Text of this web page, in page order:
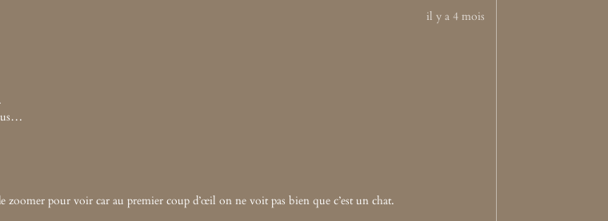
il y a 4 mois
zoomer pour voir car au premier coup d’œil on ne voit pas bien que c’est un chat.